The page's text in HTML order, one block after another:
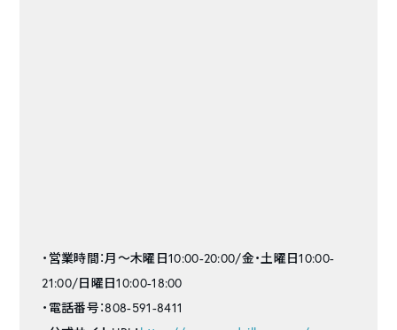
・営業時間：月〜木曜日10:00-20:00/金・土曜日10:00-
21:00/日曜日10:00-18:00
・電話番号：808-591-8411